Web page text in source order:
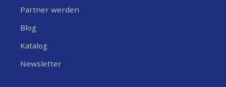
Beispielcode als Referenz [Github]
Wenn du technische Unterstützung brauchst, findest du unter
folgendem Link weitere Details.
Partner werden
Blog
Katalog
Newsletter